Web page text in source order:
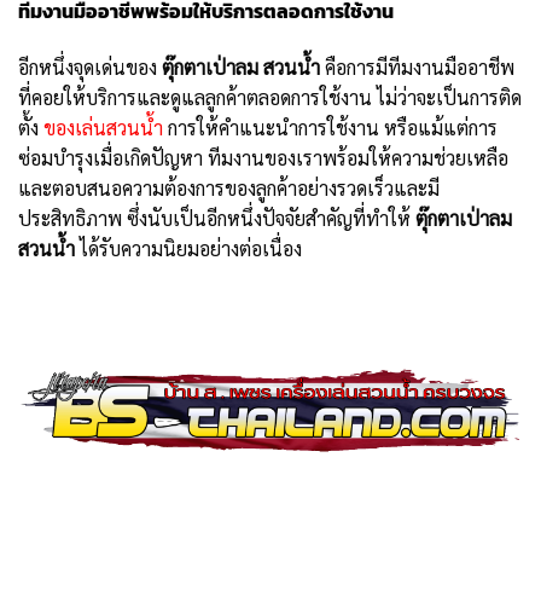
ทีมงานมืออาชีพพร้อมให้บริการตลอดการใช้งาน
อีกหนึ่งจุดเด่นของ ตุ๊กตาเป่าลม สวนน้ำคือการมีทีมงานมืออาชีพ
ที่คอยให้บริการและดูแลลูกค้าตลอดการใช้งาน ไม่ว่าจะเป็นการติด
ตั้ง ของเล่นสวนน้ำ การให้คำแนะนำการใช้งาน หรือแม้แต่การ
ซ่อมบำรุงเมื่อเกิดปัญหา ทีมงานของเราพร้อมให้ความช่วยเหลือ
และตอบสนอความต้องการของลูกค้าอย่างรวดเร็วและมี
ประสิทธิภาพ ซึ่งนับเป็นอีกหนึ่งปัจจัยสำคัญที่ทำให้ ตุ๊กตาเป่าลม
สวนน้ำได้รับความนิยมอย่างต่อเนื่อง